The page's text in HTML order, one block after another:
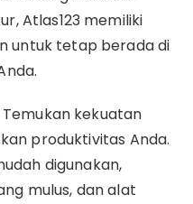
Atlas123 memiliki
untuk tetap berada di
kekuatan
produktivitas Anda.
digunakan,
mulus, dan alat